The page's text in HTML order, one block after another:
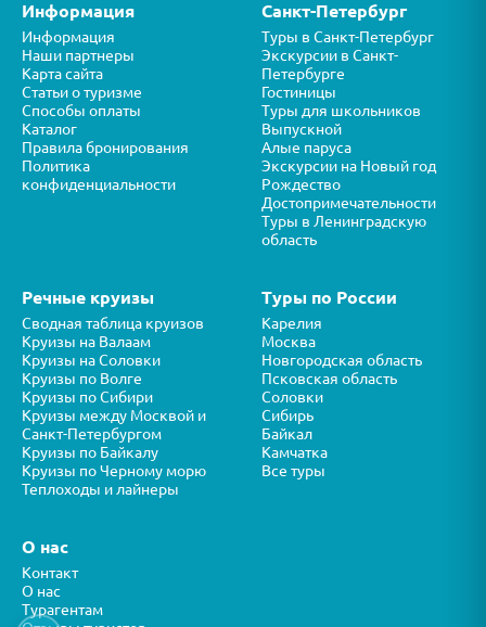
Информация
Информация
Наши партнеры
Карта сайта
Статьи о туризме
Способы оплаты
Каталог
Правила бронирования
Политика
конфиденциальности
Санкт-Петербург
Туры в Санкт-Петербург
Экскурсии в Санкт-
Петербурге
Гостиницы
Туры для школьников
Выпускной
Алые паруса
Экскурсии на Новый год
Рождество
Достопримечательности
Туры в Ленинградскую
область
Речные круизы
Сводная таблица круизов
Круизы на Валаам
Круизы на Соловки
Круизы по Волге
Круизы по Сибири
Круизы между Москвой и
Санкт-Петербургом
Круизы по Байкалу
Круизы по Черному морю
Теплоходы и лайнеры
Туры по России
Карелия
Москва
Новгородская область
Псковская область
Соловки
Сибирь
Байкал
Камчатка
Все туры
О нас
Контакт
О нас
Турагентам